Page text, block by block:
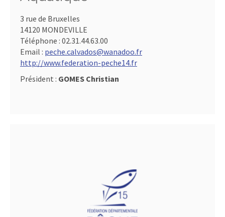
3 rue de Bruxelles
14120 MONDEVILLE
Téléphone : 02.31.44.63.00
Email : peche.calvados@wanadoo.fr
http://www.federation-peche14.fr
Président : GOMES Christian